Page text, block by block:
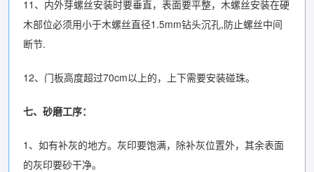
11、内外芽螺丝安装时要垂直，表面要平整，木螺丝安装在硬
木部位必须用小于木螺丝直径1.5mm钻头沉孔,防止螺丝中间
断节.
12、门板高度超过70cm以上的，上下需要安装碰珠。
七、砂磨工序：
1、如有补灰的地方。灰印要饱满，除补灰位置外，其余表面
的灰印要砂干净。